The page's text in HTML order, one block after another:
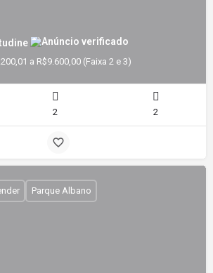
a R$9.600,00 (Faixa 2 e 3)
2 2
Parque Albano